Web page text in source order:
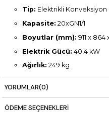
Tip: Elektrikli Konveksiyon
Kapasite: 20xGN1/1
Boyutlar (mm): 911 x 864
Elektrik Gücü: 40,4 kW
Ağırlık: 249 kg
YORUMLAR(0)
ÖDEME SEÇENEKLERI